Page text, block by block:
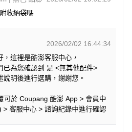
收納袋嗎
2026/02/02 16:44:34
，這裡是酷澎客服中心，
已為您確認到 是 <無其他配件>
說明後進行選購，謝謝您。
可於 Coupang 酷澎 App > 會員中
> 客服中心 > 諮詢紀錄中進行確認